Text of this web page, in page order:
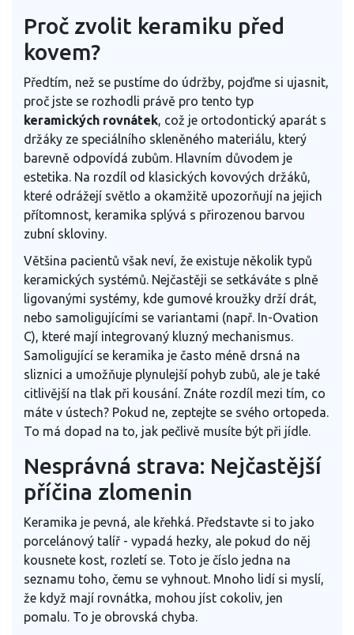
Proč zvolit keramiku před
kovem?
Předtím, než se pustíme do údržby, pojďme si ujasnit,
proč jste se rozhodli právě pro tento typ
keramických rovnátek, což je ortodontický aparát s
držáky ze speciálního skleněného materiálu, který
barevně odpovídá zubům. Hlavním důvodem je
estetika. Na rozdíl od klasických kovových držáků,
které odrážejí světlo a okamžitě upozorňují na jejich
přítomnost, keramika splývá s přirozenou barvou
zubní skloviny.
Většina pacientů však neví, že existuje několik typů
keramických systémů. Nejčastěji se setkáváte s plně
ligovanými systémy, kde gumové kroužky drží drát,
nebo samoligujícími se variantami (např. In-Ovation
C), které mají integrovaný kluzný mechanismus.
Samoligující se keramika je často méně drsná na
sliznici a umožňuje plynulejší pohyb zubů, ale je také
citlivější na tlak při kousání. Znáte rozdíl mezi tím, co
máte v ústech? Pokud ne, zeptejte se svého ortopeda.
To má dopad na to, jak pečlivě musíte být při jídle.
Nesprávná strava: Nejčastější
příčina zlomenin
Keramika je pevná, ale křehká. Představte si to jako
porcelánový talíř - vypadá hezky, ale pokud do něj
kousnete kost, rozletí se. Toto je číslo jedna na
seznamu toho, čemu se vyhnout. Mnoho lidí si myslí,
že když mají rovnátka, mohou jíst cokoliv, jen
pomalu. To je obrovská chyba.